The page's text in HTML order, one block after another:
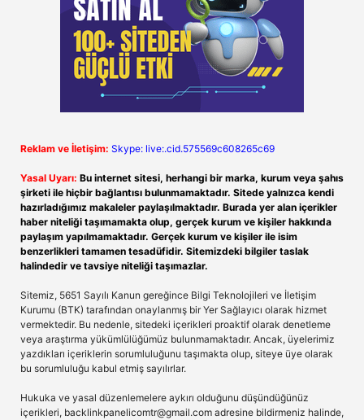
Reklam ve İletişim: Skype: live:.cid.575569c608265c69
Yasal Uyarı: Bu internet sitesi, herhangi bir marka, kurum veya şahıs
şirketi ile hiçbir bağlantısı bulunmamaktadır. Sitede yalnızca kendi
hazırladığımız makaleler paylaşılmaktadır. Burada yer alan içerikler
haber niteliği taşımamakta olup, gerçek kurum ve kişiler hakkında
paylaşım yapılmamaktadır. Gerçek kurum ve kişiler ile isim
benzerlikleri tamamen tesadüfidir. Sitemizdeki bilgiler taslak
halindedir ve tavsiye niteliği taşımazlar.
Sitemiz, 5651 Sayılı Kanun gereğince Bilgi Teknolojileri ve İletişim
Kurumu (BTK) tarafından onaylanmış bir Yer Sağlayıcı olarak hizmet
vermektedir. Bu nedenle, sitedeki içerikleri proaktif olarak denetleme
veya araştırma yükümlülüğümüz bulunmamaktadır. Ancak, üyelerimiz
yazdıkları içeriklerin sorumluluğunu taşımakta olup, siteye üye olarak
bu sorumluluğu kabul etmiş sayılırlar.
Hukuka ve yasal düzenlemelere aykırı olduğunu düşündüğünüz
içerikleri, backlinkpanelicomtr@gmail.com adresine bildirmeniz halinde,